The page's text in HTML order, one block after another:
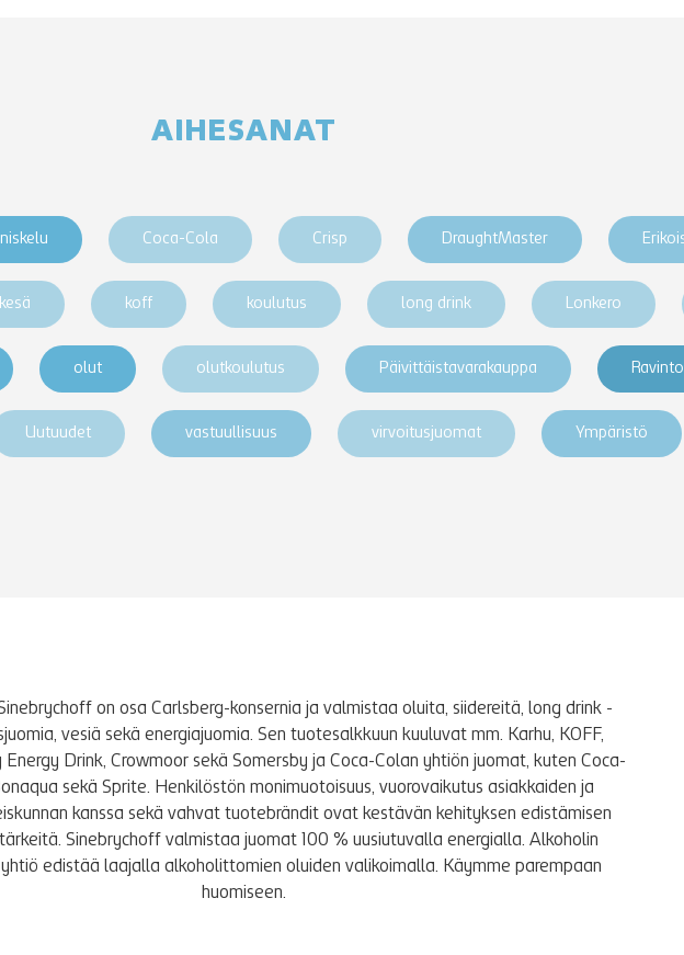
AIHESANAT
Coca-Cola Crisp DraughtMaster
kesä koff koulutus long drink Lonkero
olut olutkoulutus Päivittäistavarakauppa
Uutuudet vastuullisuus virvoitusjuomat Ympäristö
on osa Carlsberg-konsernia ja valmistaa oluita, siidereitä, long drink -
vesiä sekä energiajuomia. Sen tuotesalkkuun kuuluvat mm. Karhu, KOFF,
Drink, Crowmoor sekä Somersby ja Coca-Colan yhtiön juomat, kuten Coca-
sekä Sprite. Henkilöstön monimuotoisuus, vuorovaikutus asiakkaiden ja
kanssa sekä vahvat tuotebrändit ovat kestävän kehityksen edistämisen
Sinebrychoff valmistaa juomat 100 % uusiutuvalla energialla. Alkoholin
edistää laajalla alkoholittomien oluiden valikoimalla. Käymme parempaan
huomiseen.